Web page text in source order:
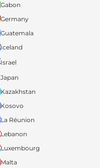
Gabon
Germany
Guatemala
Iceland
Israel
Japan
Kazakhstan
Kosovo
La Réunion
Lebanon
Luxembourg
Malta